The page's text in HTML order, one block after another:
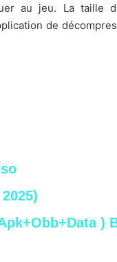
au jeu. La taille
de
)